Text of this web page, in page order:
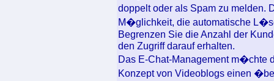
doppelt oder als Spam zu melden.
M�glichkeit, die automatische
Begrenzen Sie die Anzahl der
den Zugriff darauf erhalten.
Das E-Chat-Management m�chte
Konzept von Videoblogs einen